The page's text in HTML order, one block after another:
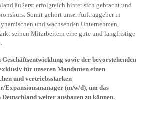
äußerst erfolgreich hinter sich gebracht und
Somit gehört unser Auftraggeber in
und wachsenden Unternehmen,
seinen Mitarbeitern eine gute und langfristige
sowie der bevorstehenden
für unseren Mandanten einen
und vertriebsstarken
Expansionsmanager (m/w/d), um das
weiter ausbauen zu können.